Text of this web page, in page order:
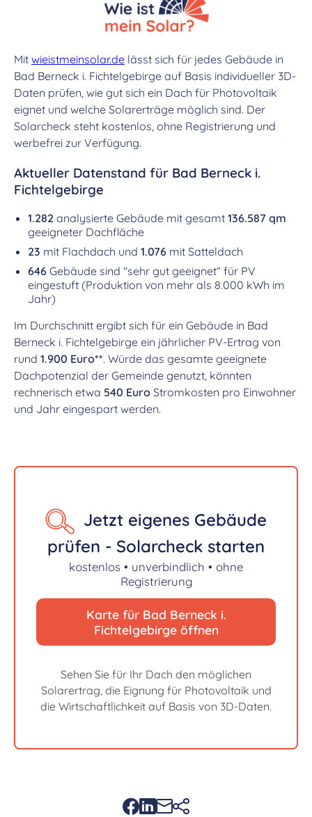
Mit wieistmeinsolar.de lässt sich für jedes Gebäude in
Bad Berneck i. Fichtelgebirge auf Basis individueller 3D-
Daten prüfen, wie gut sich ein Dach für Photovoltaik
eignet und welche Solarerträge möglich sind. Der
Solarcheck steht kostenlos, ohne Registrierung und
werbefrei zur Verfügung.
Aktueller Datenstand für Bad Berneck i.
Fichtelgebirge
1.282 analysierte Gebäude mit gesamt 136.587 qm
geeigneter Dachfläche
23 mit Flachdach und 1.076 mit Satteldach
646 Gebäude sind "sehr gut geeignet“ für PV
eingestuft (Produktion von mehr als 8.000 kWh im
Jahr)
Im Durchschnitt ergibt sich für ein Gebäude in Bad
Berneck i. Fichtelgebirge ein jährlicher PV-Ertrag von
rund 1.900 Euro**. Würde das gesamte geeignete
Dachpotenzial der Gemeinde genutzt, könnten
rechnerisch etwa 540 Euro Stromkosten pro Einwohner
und Jahr eingespart werden.
Jetzt eigenes Gebäude
prüfen - Solarcheck starten
kostenlos • unverbindlich • ohne
Registrierung
Karte für Bad Berneck i.
Fichtelgebirge öffnen
Sehen Sie für Ihr Dach den möglichen
Solarertrag, die Eignung für Photovoltaik und
die Wirtschaftlichkeit auf Basis von 3D-Daten.